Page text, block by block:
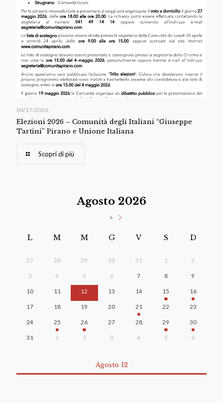
04/17/2026
Elezioni 2026 – Comunità degli Italiani “Giuseppe
Tartini” Pirano e Unione Italiana
Scopri di più
Agosto 2026
>
L M M G V S D
27 28 29 30 31 1 2
3 4 5 6 7 8 9
10 11 12 13 14 15 16
17 18 19 20 21 22 23
24 25 26 27 28 29 30
31 1 2 3 4 5 6
Agosto 12